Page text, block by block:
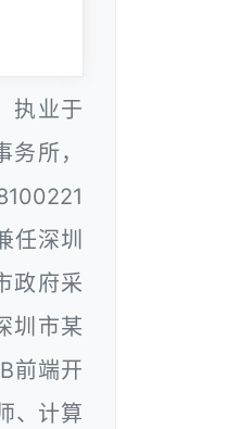
执业于
所，
任深圳
政府采
圳市某
前端开
、计算